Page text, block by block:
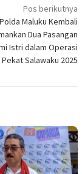
Pos berikutnya
Polda Maluku Kembali
Dua Pasangan
Istri dalam Operasi
Pekat Salawaku 2025